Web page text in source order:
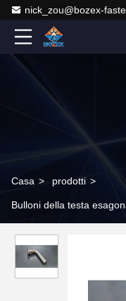
nick_zou@bozex-
Casa > prodotti >
Bulloni della testa